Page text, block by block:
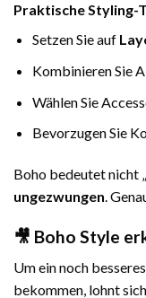
Praktische Styling-
Setzen Sie auf
Kombinieren Sie
Wählen Sie
Bevorzugen Sie
Boho bedeutet nicht
ungezwungen.
🎥 Boho Style
Um ein noch
bekommen, lohnt